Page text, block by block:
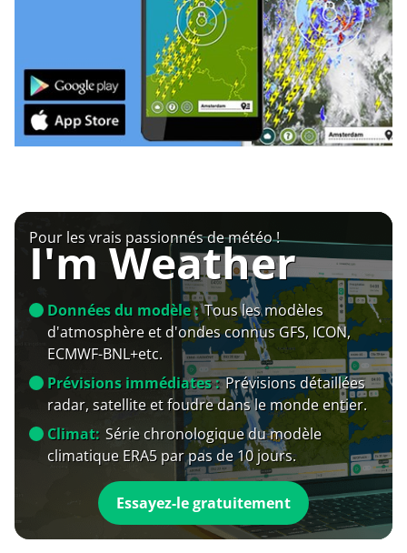
Pour les vrais passionnés de météo !
I'm Weather
Données du modèle : Tous les modèles
d'atmosphère et d'ondes connus GFS, ICON,
ECMWF-BNL+etc.
Prévisions immédiates : Prévisions détaillées
radar, satellite et foudre dans le monde entier.
Climat: Série chronologique du modèle
climatique ERA5 par pas de 10 jours.
Essayez-le gratuitement